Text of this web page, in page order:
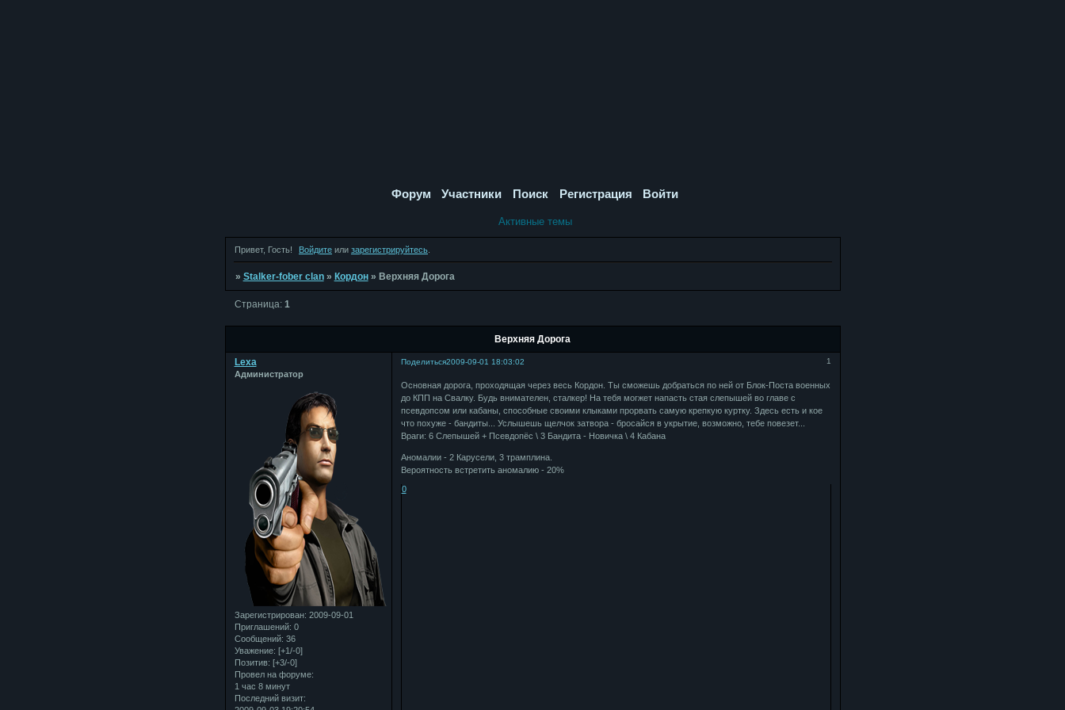
Форум Участники Поиск Регистрация Войти
Активные темы
Привет, Гость! Войдите или зарегистрируйтесь
» Stalker-fober clan » Кордон » Верхняя Дорога
Верхняя Дорога
Страница: 1
Поделиться 1
2009-09-01 18:03:02
Lexa
Администратор
Зарегистрирован: 2009-09-01
Приглашений: 0
Сообщений: 36
Уважение: [+1/-0]
Позитив: [+3/-0]
Провел на форуме:
1 час 8 минут
Последний визит:
Основная дорога, проходящая через весь Кордон. Ты сможешь добраться по ней от Блок-Поста военных
до КПП на Свалку. Будь внимателен, сталкер! На тебя могжет напасть стая слепышей во главе с
псевдопсом или кабаны, способные своими клыками прорвать самую крепкую куртку. Здесь есть и кое
что похуже - бандиты... Услышешь щелчок затвора - бросайся в укрытие, возможно, тебе повезет...
Враги: 6 Слепышей + Псевдопёс \ 3 Бандита - Новичка \ 4 Кабана
Аномалии - 2 Карусели, 3 трамплина.
Вероятность встретить аномалию - 20%
0